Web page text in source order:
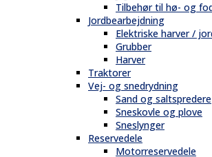
Tilbehør til hø- og
Jordbearbejdning
Elektriske harver /
Grubber
Harver
Traktorer
Vej- og snedrydning
Sand og saltspredere
Sneskovle og plove
Sneslynger
Reservedele
Motorreservedele